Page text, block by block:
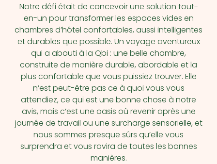
Notre défi était de concevoir une solution tout-
en-un pour transformer les espaces vides en
chambres d’hôtel confortables, aussi intelligentes
et durables que possible. Un voyage aventureux
qui a abouti à la Qbi : une belle chambre,
construite de manière durable, abordable et la
plus confortable que vous puissiez trouver. Elle
n’est peut-être pas ce à quoi vous vous
attendiez, ce qui est une bonne chose à notre
avis, mais c’est une oasis où revenir après une
journée de travail ou une surcharge sensorielle, et
nous sommes presque sûrs qu’elle vous
surprendra et vous ravira de toutes les bonnes
manières.